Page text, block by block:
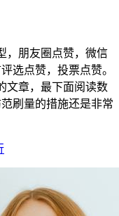
，朋友圈点赞，微信
选点赞，投票点赞。
文章，最下面阅读数
刷量的措施还是非常